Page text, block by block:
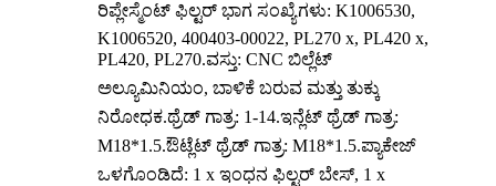
ರಿಪ್ಲೇಸ್ಮೆಂಟ್ ಫಿಲ್ಟರ್ ಭಾಗ ಸಂಖ್ಯೆಗಳು: K1006530,
K1006520, 400403-00022, PL270 x, PL420 x,
PL420, PL270.ವಸ್ತು: CNC ಬಿಲ್ಲೆಟ್
ಅಲ್ಯೂಮಿನಿಯಂ, ಬಾಳಿಕೆ ಬರುವ ಮತ್ತು ತುಕ್ಕು
ನಿರೋಧಕ.ಥ್ರೆಡ್ ಗಾತ್ರ: 1-14.ಇನ್ಲೆಟ್ ಥ್ರೆಡ್ ಗಾತ್ರ:
M18*1.5.ಔಟ್ಲೆಟ್ ಥ್ರೆಡ್ ಗಾತ್ರ: M18*1.5.ಪ್ಯಾಕೇಜ್
ಒಳಗೊಂಡಿದೆ: 1 x ಇಂಧನ ಫಿಲ್ಟರ್ ಬೇಸ್, 1 x